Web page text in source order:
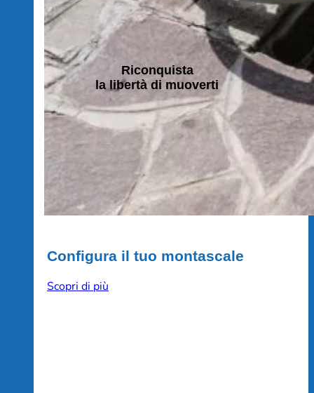
Configura il tuo montascale
Scopri di più
Riconquista
la libertà di muoverti